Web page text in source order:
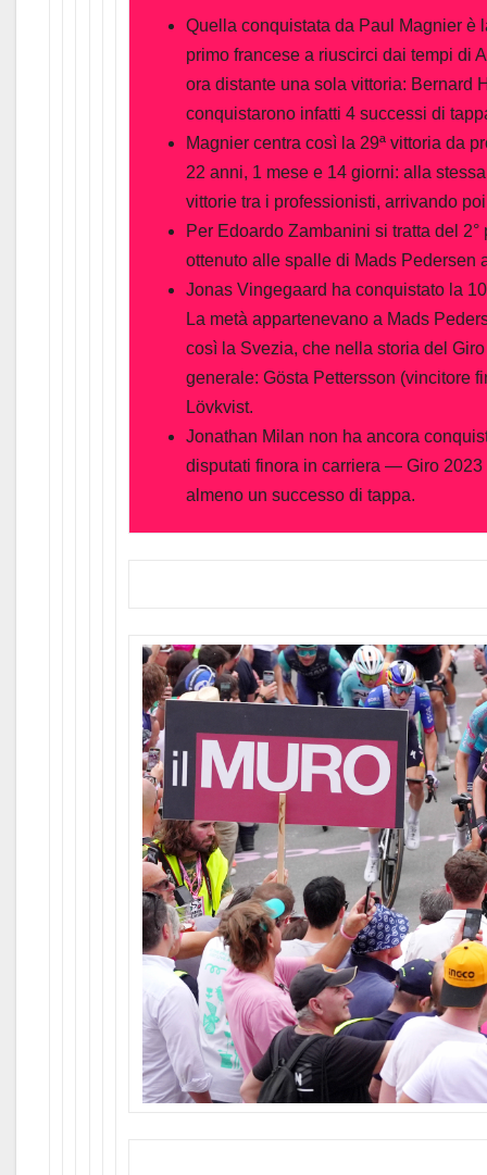
Quella conquistata da Paul Magnier è
primo francese a riuscirci dai tempi di
ora distante una sola vittoria: Bernard
conquistarono infatti 4 successi di
Magnier centra così la 29ª vittoria da
22 anni, 1 mese e 14 giorni: alla
vittorie tra i professionisti, arrivando
Per Edoardo Zambanini si tratta del
ottenuto alle spalle di Mads Pedersen
Jonas Vingegaard ha conquistato la
La metà appartenevano a Mads
così la Svezia, che nella storia del
generale: Gösta Pettersson (vincitore
Lövkvist.
Jonathan Milan non ha ancora
disputati finora in carriera — Giro
almeno un successo di tappa.